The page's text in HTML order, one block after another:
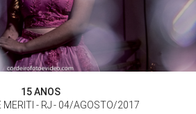
15 ANOS
MERITI - RJ
04/AGOSTO/2017